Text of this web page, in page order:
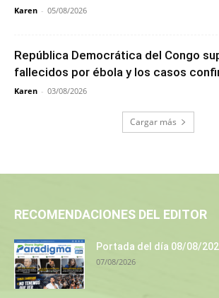
Karen - 05/08/2026
República Democrática del Congo
fallecidos por ébola y los casos
Karen - 03/08/2026
Cargar más
RECOMENDACIONES DEL EDITOR
Portada del día 08/08/
07/08/2026